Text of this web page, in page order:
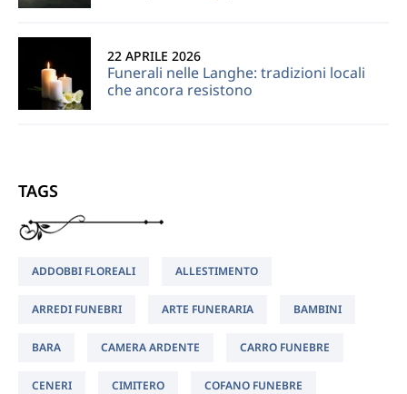
Funerali nelle Langhe: tradizioni locali
che ancora resistono
22 APRILE 2026
TAGS
ADDOBBI FLOREALI ALLESTIMENTO
ARREDI FUNEBRI ARTE FUNERARIA BAMBINI
BARA CAMERA ARDENTE CARRO FUNEBRE
CENERI CIMITERO COFANO FUNEBRE